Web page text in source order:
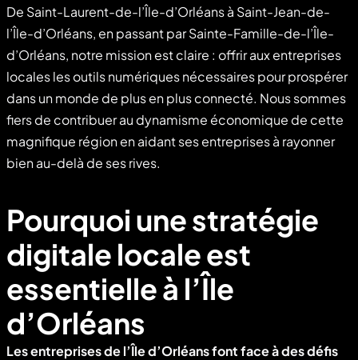
De Saint-Laurent-de-l’Île-d’Orléans à Saint-Jean-de-
l’Île-d’Orléans, en passant par Sainte-Famille-de-l’Île-
d’Orléans, notre mission est claire : offrir aux entreprises
locales les outils numériques nécessaires pour prospérer
dans un monde de plus en plus connecté. Nous sommes
fiers de contribuer au dynamisme économique de cette
magnifique région en aidant ses entreprises à rayonner
bien au-delà de ses rives.
Pourquoi une stratégie
digitale locale est
essentielle à l’Île
d’Orléans
Les entreprises de l’Île d’Orléans font face à des défis